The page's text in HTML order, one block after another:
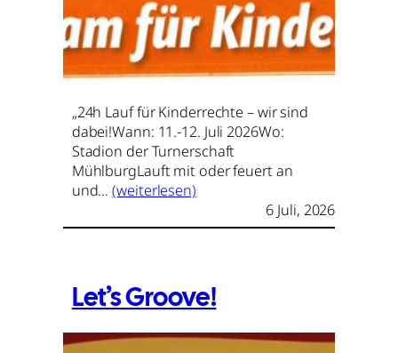
„24h Lauf für Kinderrechte – wir sind
dabei!Wann: 11.-12. Juli 2026Wo:
Stadion der Turnerschaft
MühlburgLauft mit oder feuert an
und…(weiterlesen)
6 Juli, 2026
Let’s Groove!